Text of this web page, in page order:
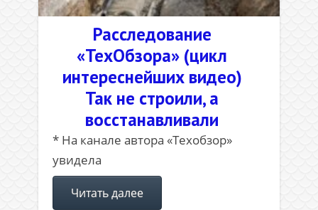
Расследование
«ТехОбзора» (цикл
интереснейших видео)
Так не строили, а
восстанавливали
* На канале автора «Техобзор»
увидела
Читать далее